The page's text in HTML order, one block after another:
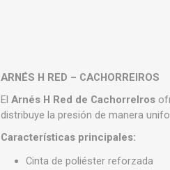
ARNÉS H RED – CACHORREIROS
ElArnés H Red de CachorreIros
distribuye la presión de manera
Características principales:
Cinta de poliéster reforzada